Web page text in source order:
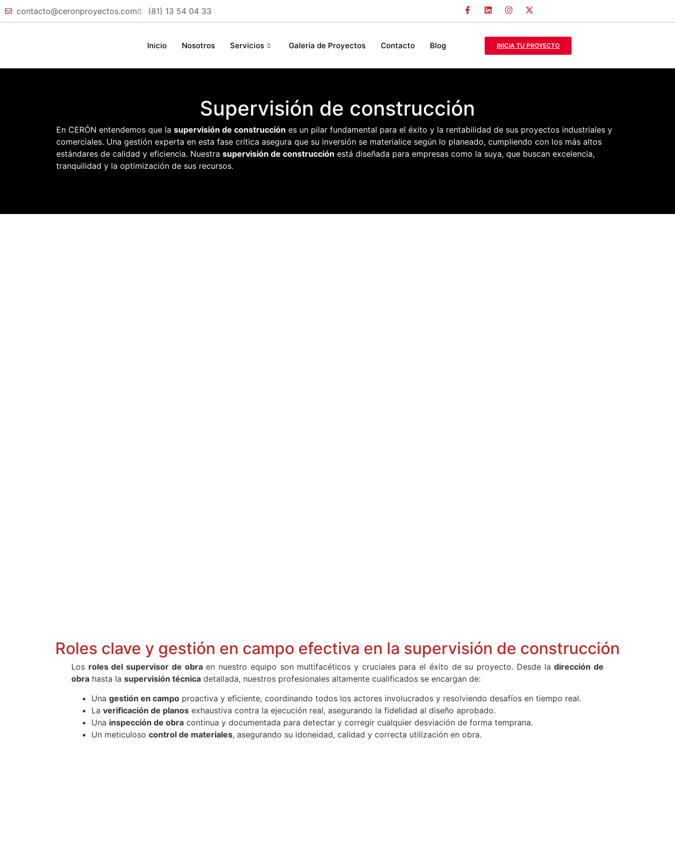
contacto@ceronproyectos.com (81) 13 54 04 33
Inicio Nosotros Servicios Galería de Proyectos Contacto Blog INICIA TU PROYECTO
Supervisión de construcción
En CERÓN entendemos que la supervisión de construcción es un pilar fundamental para el éxito y la rentabilidad de sus proyectos industriales y
comerciales. Una gestión experta en esta fase crítica asegura que su inversión se materialice según lo planeado, cumpliendo con los más altos
estándares de calidad y eficiencia. Nuestra supervisión de construcción está diseñada para empresas como la suya, que buscan excelencia,
tranquilidad y la optimización de sus recursos.
Roles clave y gestión en campo efectiva en la supervisión de construcción
Los roles del supervisor de obraen nuestro equipo son multifacéticos y cruciales para el éxito de su proyecto. Desde ladirección de
obra hasta la supervisión técnica detallada, nuestros profesionales altamente cualificados se encargan de:
Una gestión en campo proactiva y eficiente, coordinando todos los actores involucrados y resolviendo desafíos en tiempo real.
La verificación de planos exhaustiva contra la ejecución real, asegurando la fidelidad al diseño aprobado.
Una inspección de obra continua y documentada para detectar y corregir cualquier desviación de forma temprana.
Un meticuloso control de materiales, asegurando su idoneidad, calidad y correcta utilización en obra.